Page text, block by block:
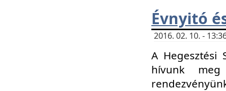
Évnyitó
2016. 02. 10. -
A Hegesztési
hívunk